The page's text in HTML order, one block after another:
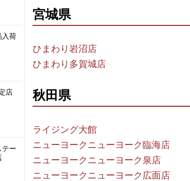
入荷
店
テー
宮城県
ひまわり岩沼店
ひまわり多賀城店
秋田県
ライジング大館
ニューヨークニューヨーク臨海店
ニューヨークニューヨーク泉店
ニューヨークニューヨーク広面店